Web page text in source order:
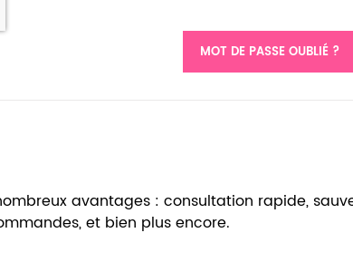
MOT DE PASSE OUBLIÉ ?
avantages : consultation rapide,
et bien plus encore.